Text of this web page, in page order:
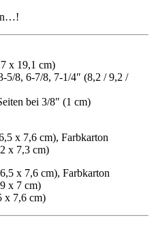
x 19,1 cm)
5/8, 6-7/8, 7-1/4″ (8,2 / 9,2 /
bei 3/8″ (1 cm)
x 7,6 cm), Farbkarton
x 7,3 cm)
x 7,6 cm), Farbkarton
x 7 cm)
x 7,6 cm)